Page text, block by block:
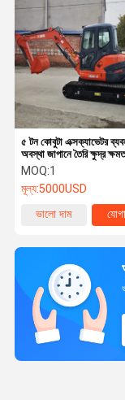
৫ টন কোবুটা এক্সক্যাভেটর
অবস্থা জাপানে তৈরি ক্ষুদ্র
ক্রলার এক্সক্যাভেটর
MOQ:1
মূল্য:5000USD
ভালো দাম